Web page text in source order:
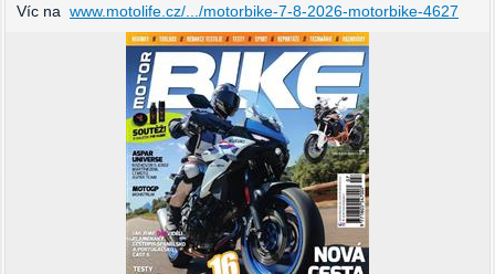
Víc na www.motolife.cz/.../motorbike-7-8-2026-motorbike-4627